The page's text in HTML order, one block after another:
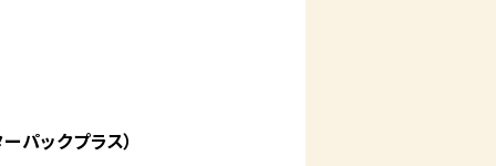
パックプラス）